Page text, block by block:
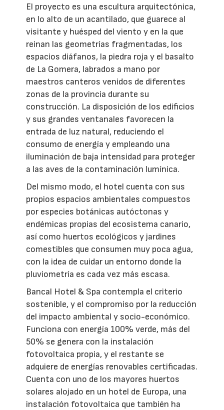
El proyecto es una escultura arquitectónica,
en lo alto de un acantilado, que guarece al
visitante y huésped del viento y en la que
reinan las geometrías fragmentadas, los
espacios diáfanos, la piedra roja y el basalto
de La Gomera, labrados a mano por
maestros canteros venidos de diferentes
zonas de la provincia durante su
construcción. La disposición de los edificios
y sus grandes ventanales favorecen la
entrada de luz natural, reduciendo el
consumo de energía y empleando una
iluminación de baja intensidad para proteger
a las aves de la contaminación lumínica.
Del mismo modo, el hotel cuenta con sus
propios espacios ambientales compuestos
por especies botánicas autóctonas y
endémicas propias del ecosistema canario,
así como huertos ecológicos y jardines
comestibles que consumen muy poca agua,
con la idea de cuidar un entorno donde la
pluviometría es cada vez más escasa.
Bancal Hotel & Spa contempla el criterio
sostenible, y el compromiso por la reducción
del impacto ambiental y socio-económico.
Funciona con energía 100% verde, más del
50% se genera con la instalación
fotovoltaica propia, y el restante se
adquiere de energías renovables certificadas.
Cuenta con uno de los mayores huertos
solares alojado en un hotel de Europa, una
instalación fotovoltaica que también ha